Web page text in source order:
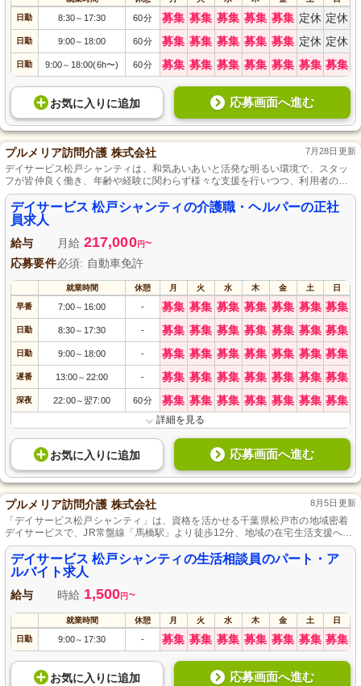
日勤 8:30～ 17:30 60分 募集 募集 募集 募集 募集 定休 定休
日勤 9:00～ 18:00 60分 募集 募集 募集 募集 募集 定休 定休
日勤 9:00～ 18:00(6h〜) 60分 募集 募集 募集 募集 募集 募集 募集
お気に入り に追加 応募画面へ進む
プルメリア訪問介護 株式会社 7月28日更新
デイサービス松戸シャンティは、和気あいあいと活発な明るい環境で、スタッ
フが皆仲良く働き、年齢や経験に関わらず様々な支援を行いつつ、利用者の幸
せな生活を心から支援しています。
デイサービス 松戸シャンティの介護職・ヘルパーの正社
員求人
給与 月給 217,000円~
応募要件必須: 自動車免許
就業時間 休憩 月 火 水 木 金 土 日
早番 7:00～ 16:00 - 募集 募集 募集 募集 募集 募集 募集
日勤 8:30～ 17:30 - 募集 募集 募集 募集 募集 募集 募集
日勤 9:00～ 18:00 - 募集 募集 募集 募集 募集 募集 募集
遅番 13:00～ 22:00 - 募集 募集 募集 募集 募集 募集 募集
深夜 22:00～翌7:00 60分 募集 募集 募集 募集 募集 募集 募集
詳細を見る
お気に入り に追加 応募画面へ進む
プルメリア訪問介護 株式会社 8月5日更新
「デイサービス松戸シャンティ」は、資格を活かせる千葉県松戸市の地域密着
デイサービスで、JR常盤線「馬橋駅」より徒歩12分、地域の在宅生活支援へ多
彩なサービス提供に尽力しています。
デイサービス 松戸シャンティの生活相談員のパート・ア
ルバイト求人
給与 時給 1,500円 ~
就業時間 休憩 月 火 水 木 金 土 日
日勤 9:00～ 17:30 - 募集 募集 募集 募集 募集 募集 募集
お気に入り に追加 応募画面へ進む